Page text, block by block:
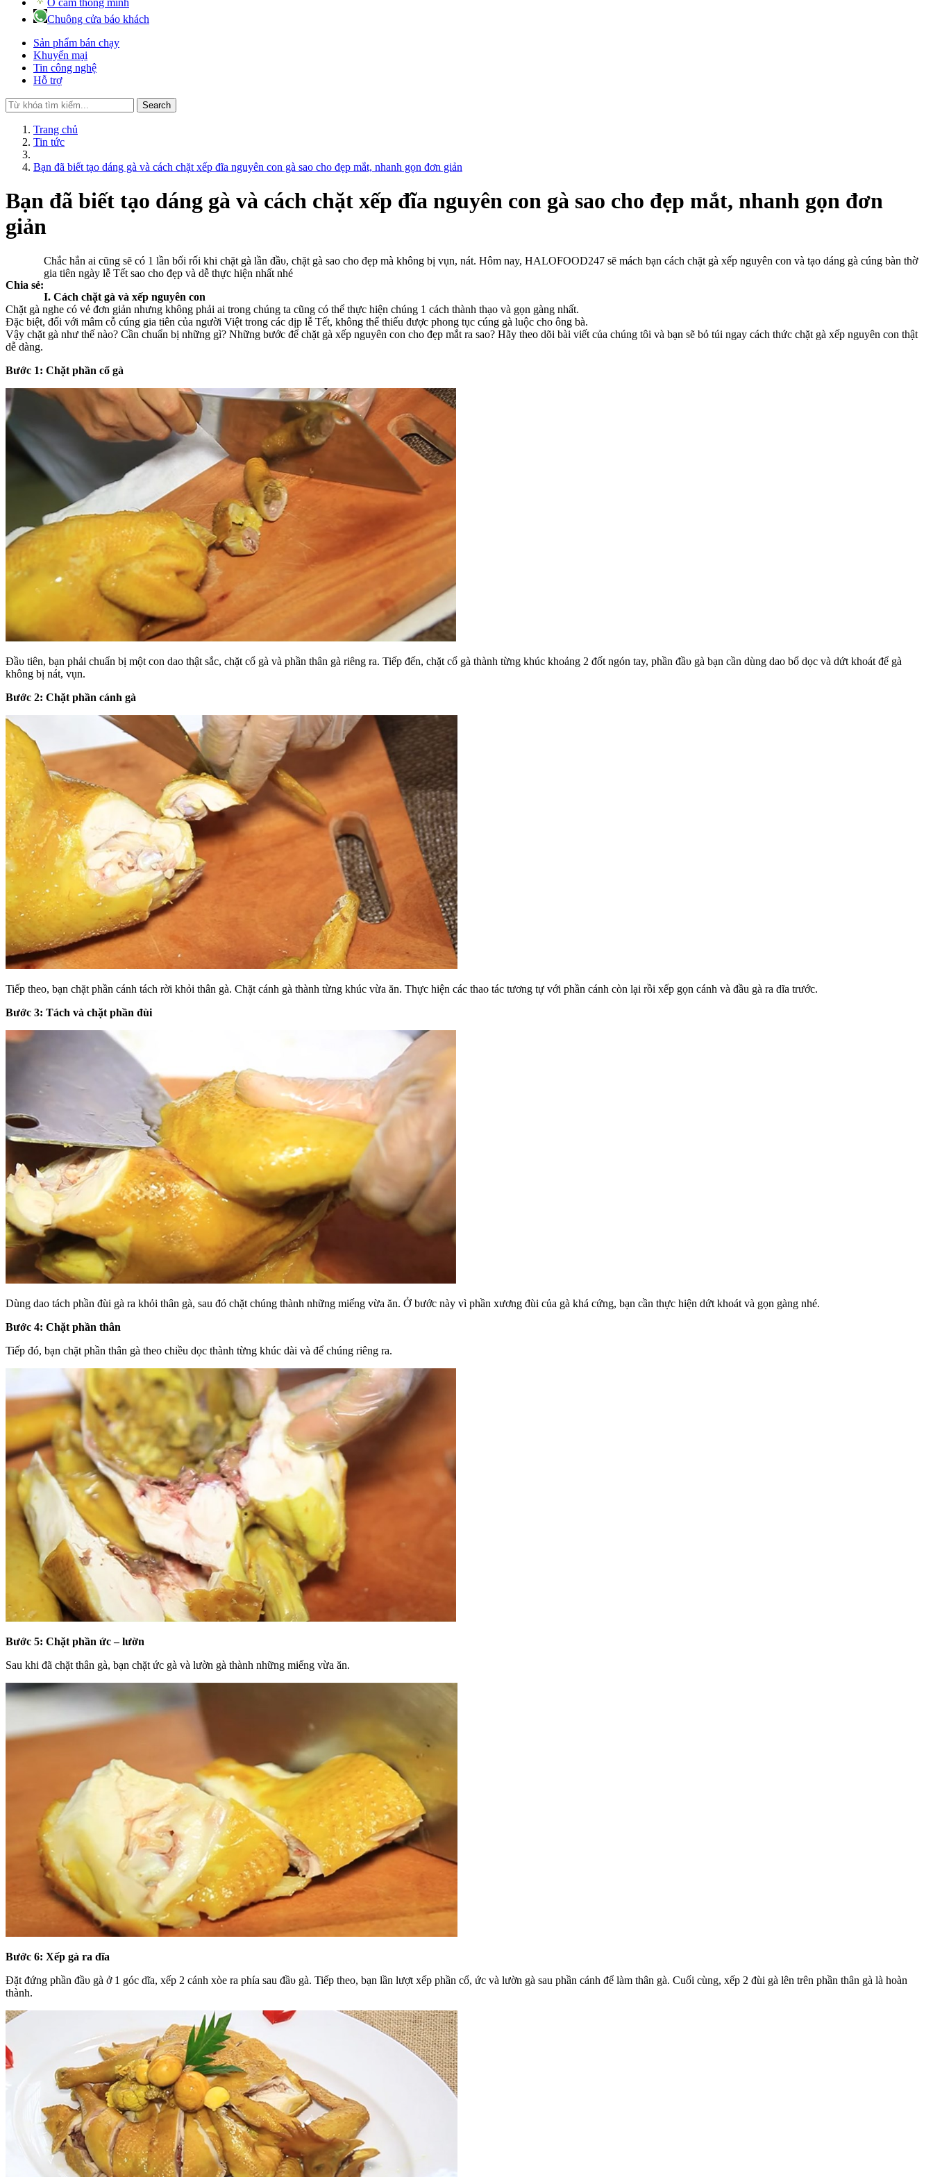
Ổ cắm thông minh
Chuông cửa báo khách
Sản phẩm bán chạy
Khuyến mại
Tin công nghệ
Hỗ trợ
Search
Trang chủ
Tin tức
Bạn đã biết tạo dáng gà và cách chặt xếp đĩa nguyên con gà sao cho đẹp mắt, nhanh gọn đơn giản
Bạn đã biết tạo dáng gà và cách chặt xếp đĩa nguyên con gà sao cho đẹp mắt, nhanh gọn đơn
giản
Chia sẻ:
Chắc hẳn ai cũng sẽ có 1 lần bối rối khi chặt gà lần đầυ, chặt gà sao cho đẹp mà không bị vụn, nát. Hôm nay, HALOFOOD247 sẽ mách bạn cách chặt gà xếp nguyên con và tạo dáng gà cúng bàn thờ
gia tiên ngày lễ Tết sao cho đẹp và dễ thực hiện nhất nhé
I. Cách chặt gà và xếp nguyên con
Chặt gà nghe có vẻ đơn giản nhưng không phải ai trong chúng ta cũng có thể thực hiện chúng 1 cách thành thạo và gọn gàng nhất.
Đặc biệt, đối với mâm cỗ cúng gia tiên của người Việt trong các dịp lễ Tết, không thể thiếu được phong tục cúng gà luộc cho ông bà.
Vậy chặt gà như thế nào? Cần chuẩn bị những gì? Những bước để chặt gà xếp nguyên con cho đẹp mắt ra sao? Hãy theo dõi bài viết của chúng tôi và bạn sẽ bỏ túi ngay cách thức chặt gà xếp nguyên con thật
dễ dàng.
Bước 1: Chặt phần cổ gà
Đầυ tiên, bạn phải chuẩn bị một con dao thật sắc, chặt cổ gà và phần thân gà riêng ra. Tiếp đến, chặt cổ gà thành từng khúc khoảng 2 đốt ngón tay, phần đầυ gà bạn cần dùng dao bổ dọc và dứt khoát để gà
không bị nát, vụn.
Bước 2: Chặt phần cánh gà
Tiếp theo, bạn chặt phần cánh tách rời khỏi thân gà. Chặt cánh gà thành từng khúc vừa ăn. Thực hiện các thao tác tương tự với phần cánh còn lại rồi xếp gọn cánh và đầu gà ra dĩa trước.
Bước 3: Tách và chặt phần đùi
Dùng dao tách phần đùi gà ra khỏi thân gà, sau đó chặt chúng thành những miếng vừa ăn. Ở bước này vì phần xương đùi của gà khá cứng, bạn cần thực hiện dứt khoát và gọn gàng nhé.
Bước 4: Chặt phần thân
Tiếp đó, bạn chặt phần thân gà theo chiều dọc thành từng khúc dài và để chúng riêng ra.
Bước 5: Chặt phần ức – lườn
Sau khi đã chặt thân gà, bạn chặt ức gà và lườn gà thành những miếng vừa ăn.
Bước 6: Xếp gà ra dĩa
Đặt đứng phần đầυ gà ở 1 góc dĩa, xếp 2 cánh xòe ra phía sau đầυ gà. Tiếp theo, bạn lần lượt xếp phần cổ, ức và lườn gà sau phần cánh để làm thân gà. Cuối cùng, xếp 2 đùi gà lên trên phần thân gà là hoàn
thành.